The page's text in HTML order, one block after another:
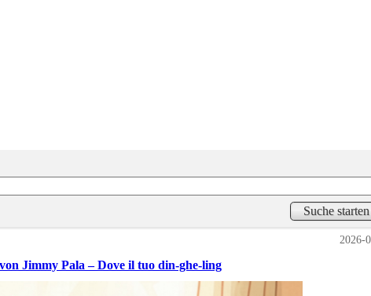
2026-
Jimmy Pala – Dove il tuo din-ghe-ling